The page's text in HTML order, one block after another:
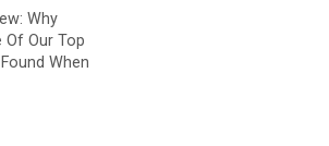
Why
Of Our Top
When